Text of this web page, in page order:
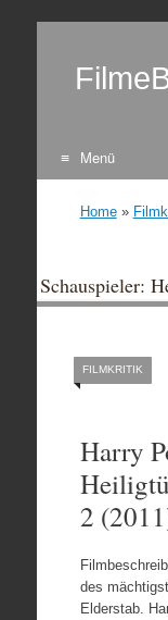
Menü
Home»
Schauspieler:
FILMKRITIK
Harry
2
des
Elderstab.